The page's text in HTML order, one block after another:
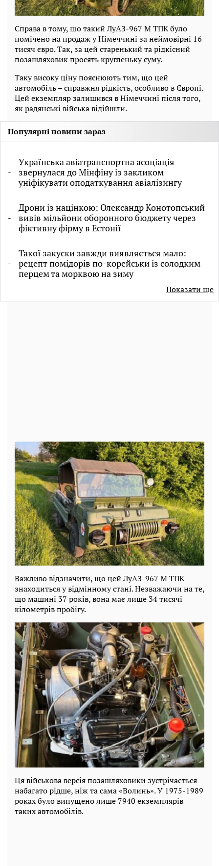
Справа в тому, що такий ЛуАЗ-967 М ТПК було
помічено на продаж у Німеччині за неймовірні 16
тисяч євро. Так, за цей старенький та рідкісний
позашляховик просять кругленьку суму.
Таку високу ціну пояснюють тим, що цей
автомобіль – справжня рідкість, особливо в Європі.
Цей екземпляр залишився в Німеччині після того,
як радянські війська відійшли.
Популярні новини зараз
Українська авіатранспортна асоціація
звернулася до Мінфіну із закликом
уніфікувати оподаткування авіалізингу
Дрони із націнкою: Олександр Конотопський
вивів мільйони оборонного бюджету через
фіктивну фірму в Естонії
Такої закуски завжди виявляється мало:
рецепт помідорів по-корейськи із солодким
перцем та морквою на зиму
Показати ще
Важливо відзначити, що цей ЛуАЗ-967 М ТПК
знаходиться у відмінному стані. Незважаючи на те,
що машині 37 років, вона має лише 34 тисячі
кілометрів пробігу.
Ця військова версія позашляховики зустрічається
набагато рідше, ніж та сама «Волинь». У 1975-1989
роках було випущено лише 7940 екземплярів
таких автомобілів.